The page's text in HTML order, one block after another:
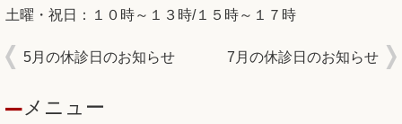
土曜・祝日：１０時～１３時/１５時～１７時
5月の休診日のお知らせ 7月の休診日のお知らせ
メニュー